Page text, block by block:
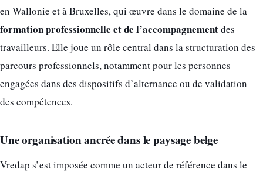
en Wallonie et à Bruxelles, qui œuvre dans le domaine de la
formation professionnelle et de l’accompagnementdes
travailleurs. Elle joue un rôle central dans la structuration des
parcours professionnels, notamment pour les personnes
engagées dans des dispositifs d’alternance ou de validation
des compétences.
Une organisation ancrée dans le paysage belge
Vredap s’est imposée comme un acteur de référence dans le